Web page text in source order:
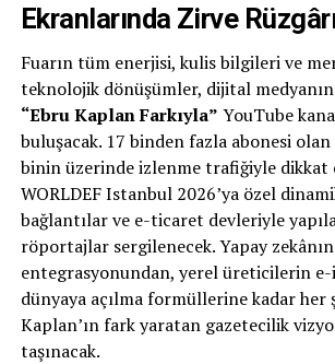
Ekranlarında Zirve
Fuarın tüm enerjisi, kulis bilgileri ve
teknolojik dönüşümler, dijital
“Ebru Kaplan Farkıyla” YouTube
buluşacak. 17 binden fazla abonesi
binin üzerinde izlenme trafiğiyle dikkat
WORLDEF Istanbul 2026’ya özel
bağlantılar ve e-ticaret devleriyle
röportajlar sergilenecek. Yapay
entegrasyonundan, yerel üreticilerin
dünyaya açılma formüllerine kadar her
Kaplan’ın fark yaratan gazetecilik
taşınacak.